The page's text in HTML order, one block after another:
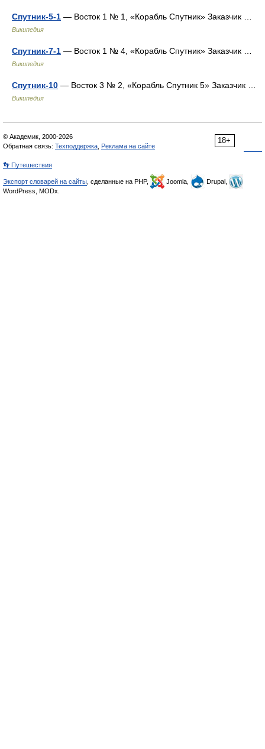
Спутник-5-1 — Восток 1 № 1, «Корабль Спутник» Заказчик …
Википедия
Спутник-7-1 — Восток 1 № 4, «Корабль Спутник» Заказчик …
Википедия
Спутник-10 — Восток 3 № 2, «Корабль Спутник 5» Заказчик …
Википедия
18+
© Академик, 2000-2026
Обратная связь: Техподдержка Реклама на сайте
👣 Путешествия
Экспорт словарей на сайты , сделанные на PHP, Joomla,
Drupal,
WordPress, MODx.